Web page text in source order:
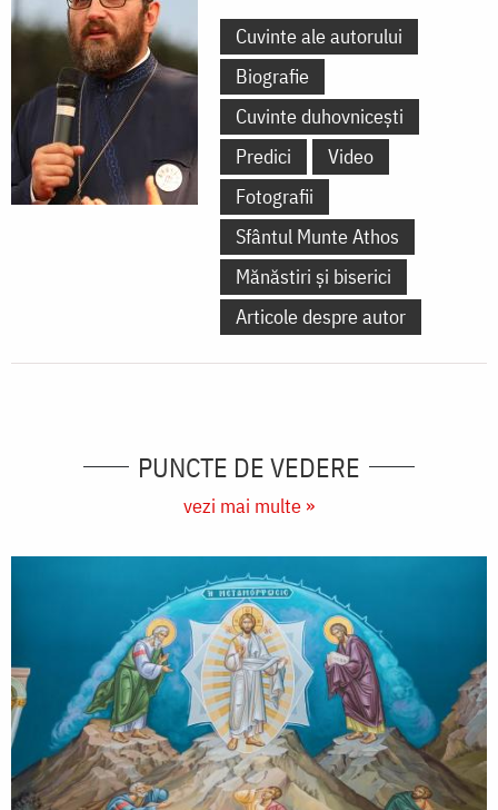
Cuvinte ale autorului
Biografie
Cuvinte duhovnicești
Predici
Video
Fotografii
Sfântul Munte Athos
Mănăstiri și biserici
Articole despre autor
PUNCTE DE VEDERE
vezi mai multe »